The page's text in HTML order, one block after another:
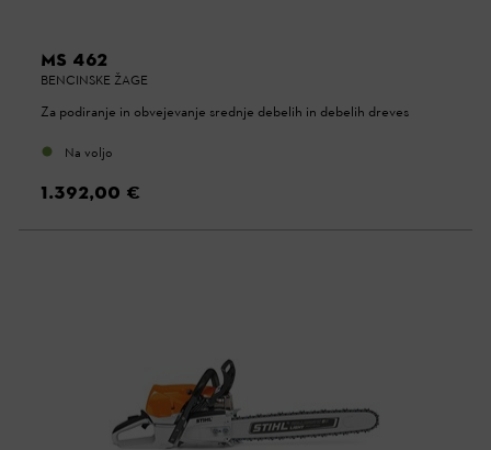
MS 462
BENCINSKE ŽAGE
Za podiranje in obvejevanje srednje debelih in debelih dreves
Na voljo
1.392,00 €